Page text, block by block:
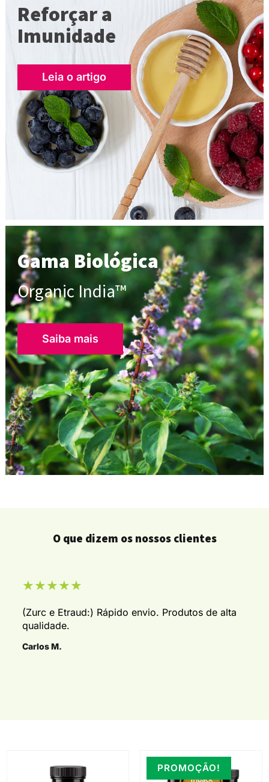
Reforçar a
Imunidade
Leia o artigo
Gama Biológica
Organic India™
Saiba mais
O que dizem os nossos clientes
★★★★★
(Zurc e Etraud:) Rápido envio. Produtos de alta
qualidade.
Carlos M.
PROMOÇÃO!